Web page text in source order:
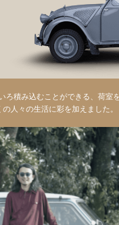
ろ積み込むことができる、荷
人々の生活に彩を加えました。